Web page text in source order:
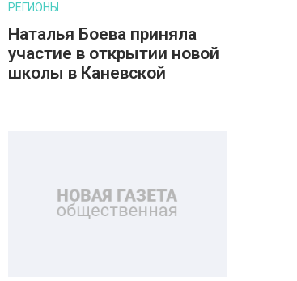
РЕГИОНЫ
Наталья Боева приняла
участие в открытии новой
школы в Каневской